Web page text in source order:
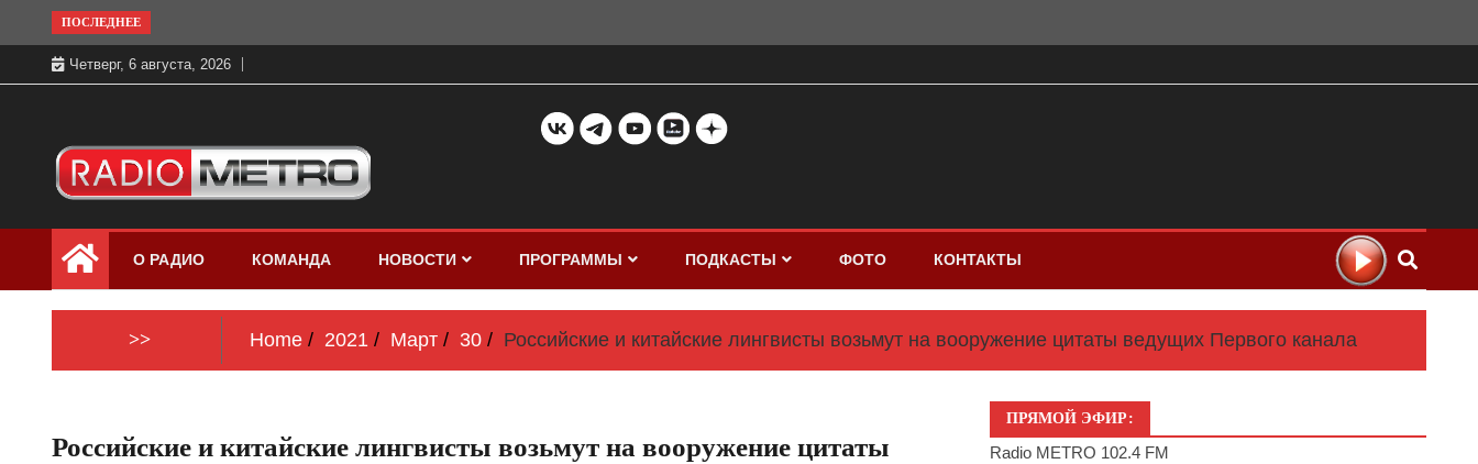
to
content
ПОСЛЕДНЕЕ
Четверг, 6 августа, 2026
Радио МЕТРО
бесплатно в хорошем качестве Санкт-
Петербург и Россия
О РАДИО КОМАНДА НОВОСТИ ПРОГРАММЫ ПОДКАСТЫ ФОТО КОНТАКТЫ
>> Home 2021 Март 30 Российские и китайские лингвисты возьмут на вооружение цитаты ведущих Первого канала
Российские и китайские лингвисты возьмут на вооружение цитаты
ПРЯМОЙ ЭФИР:
Radio METRO 102.4 FM